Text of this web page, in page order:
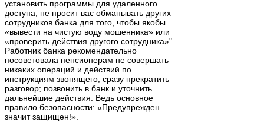
установить программы для удаленного
доступа; не просит вас обманывать других
сотрудников банка для того, чтобы якобы
«вывести на чистую воду мошенника» или
«проверить действия другого сотрудника»".
Работник банка рекомендательно
посоветовала пенсионерам не совершать
никаких операций и действий по
инструкциям звонящего; сразу прекратить
разговор; позвонить в банк и уточнить
дальнейшие действия. Ведь основное
правило безопасности: «Предупрежден –
значит защищен!».